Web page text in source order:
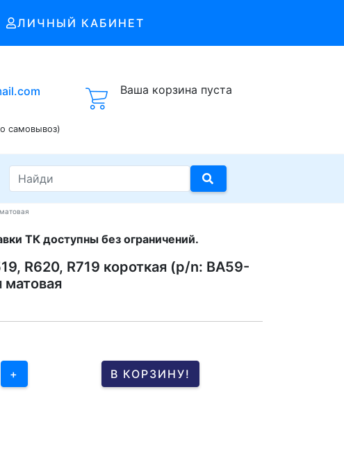
ЛИЧНЫЙ КАБИНЕТ
самовывоз)
Ваша корзина пуста
ТК доступны без ограничений.
R620, R719 короткая (p/n: BA59-
+ В КОРЗИНУ!